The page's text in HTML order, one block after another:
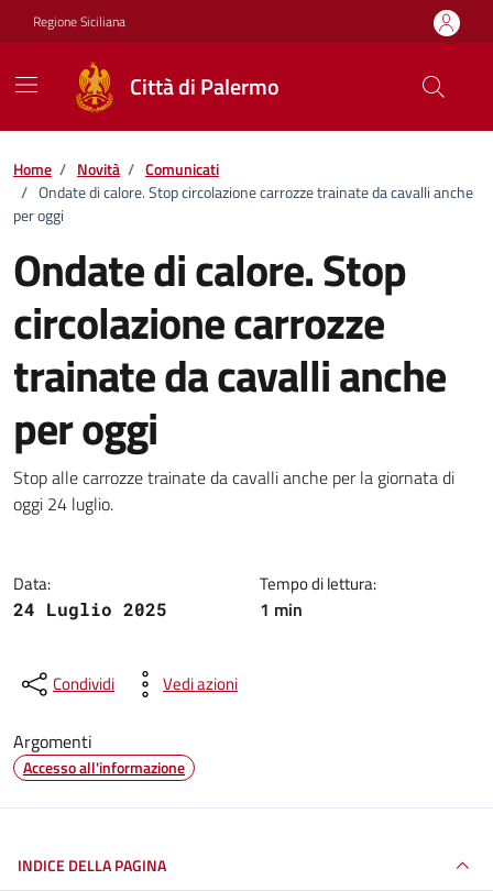
Vai ai contenuti
Vai al footer
Regione Siciliana
Città di Palermo
Home / Novità / Comunicati
/ Ondate di calore. Stop circolazione carrozze trainate da cavalli anche
per oggi
Ondate di calore. Stop
circolazione carrozze
trainate da cavalli anche
per oggi
Dettagli della notizia
Stop alle carrozze trainate da cavalli anche per la giornata di
oggi 24 luglio.
Data:
24 Luglio 2025
Tempo di lettura:
1 min
Condividi Vedi azioni
Argomenti
Accesso all'informazione
INDICE DELLA PAGINA